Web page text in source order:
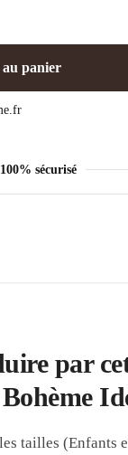
panier
sécurisé
par
tailles (Enfants